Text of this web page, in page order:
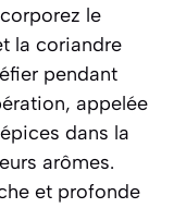
le
la coriandre
pendant
appelée
dans la
arômes.
et profonde